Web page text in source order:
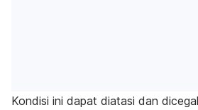
Kondisi ini dapat diatasi dan